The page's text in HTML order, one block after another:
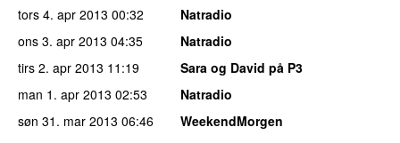
tors 4. apr 2013 00:32
Natradio
ons 3. apr 2013 04:35
Natradio
tirs 2. apr 2013 11:19
Sara og David på P3
man 1. apr 2013 02:53
Natradio
søn 31. mar 2013 06:46
WeekendMorgen